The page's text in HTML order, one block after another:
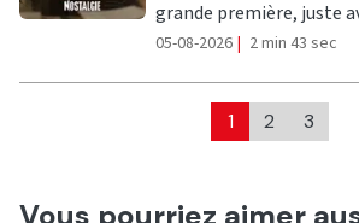
grande première, juste
05-08-2026 | 2 min 43 sec
1 2 3
Vous pourriez aimer